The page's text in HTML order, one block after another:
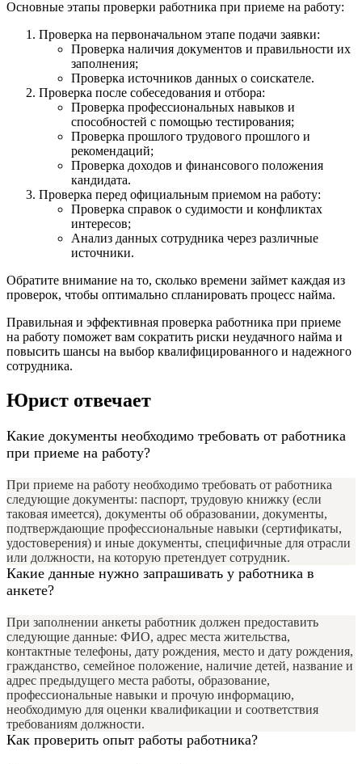
Основные этапы проверки работника при приеме на работу:
Проверка на первоначальном этапе подачи заявки:
Проверка наличия документов и правильности их
заполнения;
Проверка источников данных о соискателе.
Проверка после собеседования и отбора:
Проверка профессиональных навыков и
способностей с помощью тестирования;
Проверка прошлого трудового прошлого и
рекомендаций;
Проверка доходов и финансового положения
кандидата.
Проверка перед официальным приемом на работу:
Проверка справок о судимости и конфликтах
интересов;
Анализ данных сотрудника через различные
источники.
Обратите внимание на то, сколько времени займет каждая из
проверок, чтобы оптимально спланировать процесс найма.
Правильная и эффективная проверка работника при приеме
на работу поможет вам сократить риски неудачного найма и
повысить шансы на выбор квалифицированного и надежного
сотрудника.
Юрист отвечает
Какие документы необходимо требовать от работника
при приеме на работу?
При приеме на работу необходимо требовать от работника
следующие документы: паспорт, трудовую книжку (если
таковая имеется), документы об образовании, документы,
подтверждающие профессиональные навыки (сертификаты,
удостоверения) и иные документы, специфичные для отрасли
или должности, на которую претендует сотрудник.
Какие данные нужно запрашивать у работника в
анкете?
При заполнении анкеты работник должен предоставить
следующие данные: ФИО, адрес места жительства,
контактные телефоны, дату рождения, место и дату рождения,
гражданство, семейное положение, наличие детей, название и
адрес предыдущего места работы, образование,
профессиональные навыки и прочую информацию,
необходимую для оценки квалификации и соответствия
требованиям должности.
Как проверить опыт работы работника?